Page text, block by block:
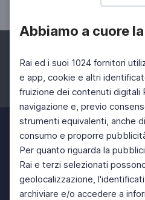
Abbiamo a cuore
Rai ed i suoi 1024 fornitori
e app, cookie e altri
fruizione dei contenuti digitali
navigazione e, previo
strumenti equivalenti, anche
consumo e proporre
Per quanto riguarda la
Rai e terzi selezionati
geolocalizzazione,
archiviare e/o accedere a
Facebook